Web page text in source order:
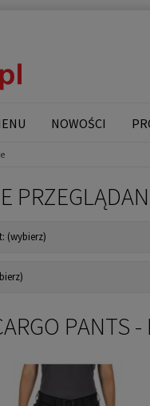
NOWOŚCI
(wybierz)
PANTS